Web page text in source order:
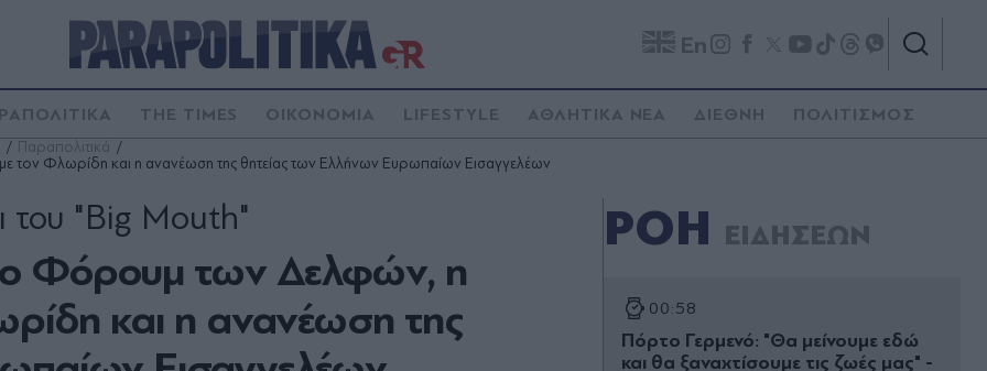
En
THE TIMES ΟΙΚΟΝΟΜΙΑ LIFESTYLE ΑΘΛΗΤΙΚΑ ΝΕΑ ΔΙΕΘΝΗ ΠΟΛΙΤΙΣΜΟΣ
Παραπολιτικά
τον Φλωρίδη και η ανανέωση της θητείας των Ελλήνων Ευρωπαίων Εισαγγελέων
Φόρουμ των Δελφών, η
και η ανανέωση της
του "Big Mouth" ΡΟΗ ΕΙΔΗΣΕΩΝ
00:58
Πόρτο Γερμενό: "Θα μείνουμε εδώ
και θα ξαναχτίσουμε τις ζωές μας" -